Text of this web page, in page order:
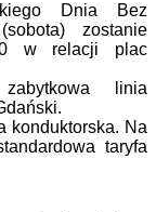
Dnia Bez
zostanie
w relacji plac
linia
konduktorska. Na
taryfa